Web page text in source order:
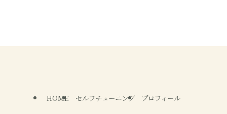
HOME セルフチューニング プロフィール